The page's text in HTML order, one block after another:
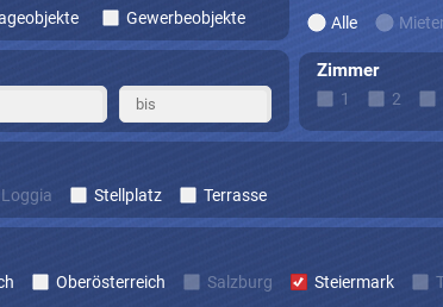
Gewerbeobjekte Alle
Zimmer
1 2
Loggia Stellplatz Terrasse
Oberösterreich Salzburg Steiermark